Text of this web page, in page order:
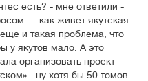
есть? - мне ответили -
— как живет якутская
и такая проблема, что
у якутов мало. А это
организовать проект
- ну хотя бы 50 томов.